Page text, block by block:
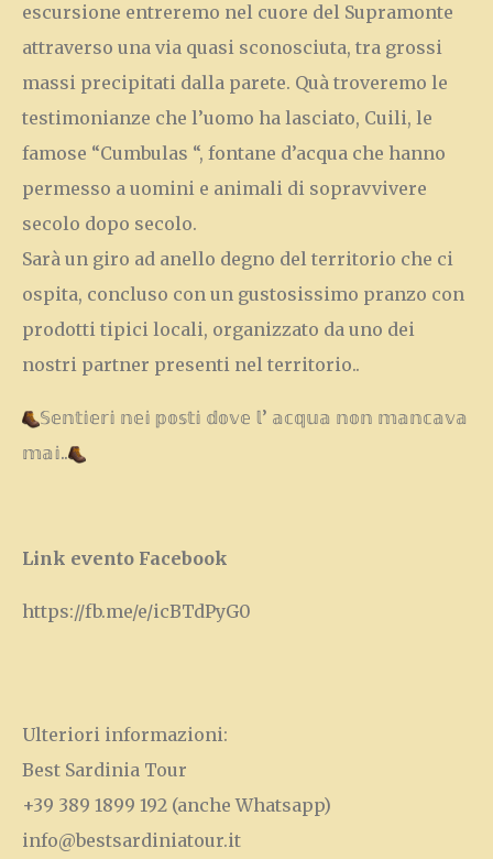
escursione entreremo nel cuore del Supramonte
attraverso una via quasi sconosciuta, tra grossi
massi precipitati dalla parete. Quà troveremo le
testimonianze che l’uomo ha lasciato, Cuili, le
famose “Cumbulas “, fontane d’acqua che hanno
permesso a uomini e animali di sopravvivere
secolo dopo secolo.
Sarà un giro ad anello degno del territorio che ci
ospita, concluso con un gustosissimo pranzo con
prodotti tipici locali, organizzato da uno dei
nostri partner presenti nel territorio..
𝕊𝕖𝕟𝕥𝕚𝕖𝕣𝕚 𝕟𝕖𝕚 𝕡𝕠𝕤𝕥𝕚 𝕕𝕠𝕧𝕖 𝕝’ 𝕒𝕔𝕢𝕦𝕒 𝕟𝕠𝕟 𝕞𝕒𝕟𝕔𝕒𝕧𝕒
𝕞𝕒𝕚..
Link evento Facebook
https://fb.me/e/icBTdPyG0
Ulteriori informazioni:
Best Sardinia Tour
+39 389 1899 192 (anche Whatsapp)
info@bestsardiniatour.it